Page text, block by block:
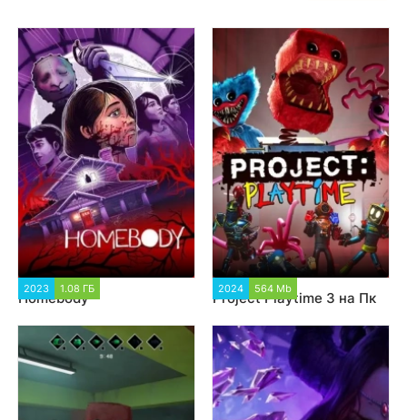
2023 1.08 ГБ
Homebody
2024 564 Mb
Project Playtime 3 на Пк